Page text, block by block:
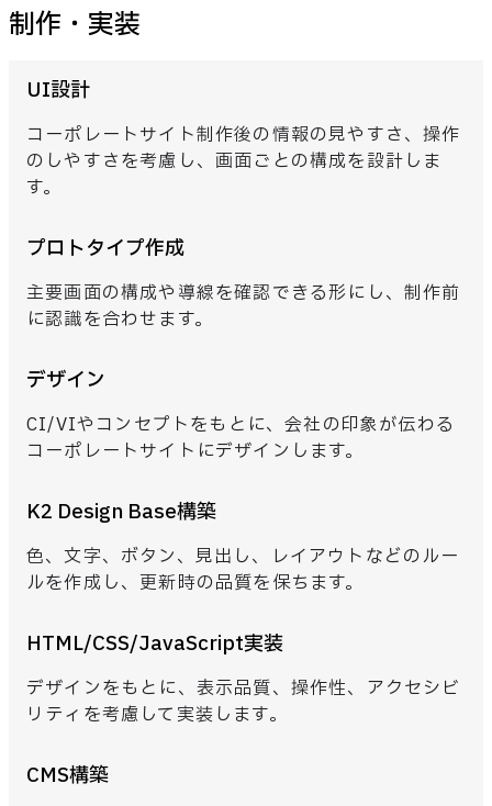
制作・実装
UI設計
コーポレートサイト制作後の情報の見やすさ、操作
のしやすさを考慮し、画面ごとの構成を設計しま
す。
プロトタイプ作成
主要画面の構成や導線を確認できる形にし、制作前
に認識を合わせます。
デザイン
CI/VIやコンセプトをもとに、会社の印象が伝わる
コーポレートサイトにデザインします。
K2 Design Base構築
色、文字、ボタン、見出し、レイアウトなどのルー
ルを作成し、更新時の品質を保ちます。
HTML/CSS/JavaScript実装
デザインをもとに、表示品質、操作性、アクセシビ
リティを考慮して実装します。
CMS構築